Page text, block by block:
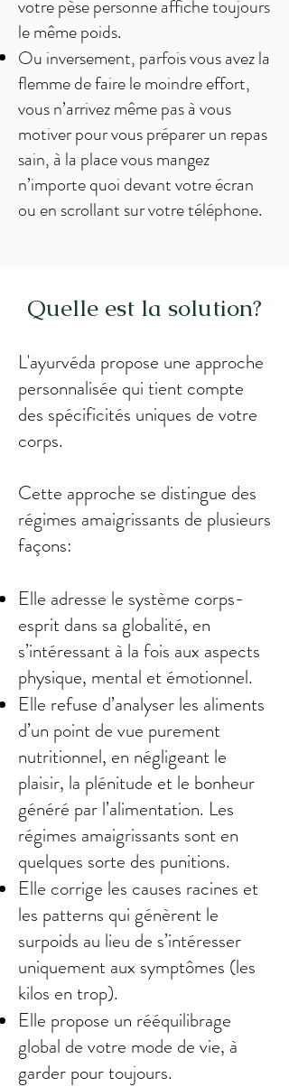
votre pèse personne affiche toujours
le même poids.
Ou inversement, parfois vous avez la
flemme de faire le moindre effort,
vous n’arrivez même pas à vous
motiver pour vous préparer un repas
sain, à la place vous mangez
n’importe quoi devant votre écran
ou en scrollant sur votre téléphone.
Quelle est la solution?
L'ayurvéda propose une approche
personnalisée qui tient compte
des spécificités uniques de votre
corps.
Cette approche se distingue des
régimes amaigrissants de plusieurs
façons:
Elle adresse le système corps-
esprit dans sa globalité, en
s’intéressant à la fois aux aspects
physique, mental et émotionnel.
Elle refuse d’analyser les aliments
d’un point de vue purement
nutritionnel, en négligeant le
plaisir, la plénitude et le bonheur
généré par l’alimentation. Les
régimes amaigrissants sont en
quelques sorte des punitions.
Elle corrige les causes racines et
les patterns qui génèrent le
surpoids au lieu de s’intéresser
uniquement aux symptômes (les
kilos en trop).
Elle propose un rééquilibrage
global de votre mode de vie, à
garder pour toujours.